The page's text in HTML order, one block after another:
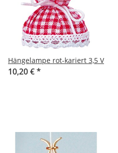
Hängelampe rot-kariert 3,5 V
10,20 €*